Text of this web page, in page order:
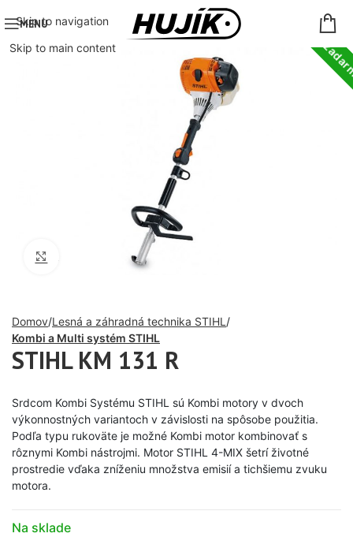
Skip to navigation
Skip to main content
MENU
Click to enlarge
Domov Lesná a záhradná technika STIHL
Kombi a Multi systém STIHL
STIHL KM 131 R
Srdcom Kombi Systému STIHL sú Kombi motory v dvoch
výkonnostných variantoch v závislosti na spôsobe použitia.
Podľa typu rukoväte je možné Kombi motor kombinovať s
rôznymi Kombi nástrojmi. Motor STIHL 4-MIX šetrí životné
prostredie vďaka zníženiu množstva emisií a tichšiemu zvuku
motora.
Na sklade